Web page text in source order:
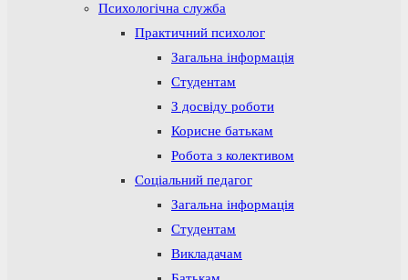
Психологічна служба
Практичний психолог
Загальна інформація
Студентам
З досвіду роботи
Корисне батькам
Робота з колективом
Соціальний педагог
Загальна інформація
Студентам
Викладачам